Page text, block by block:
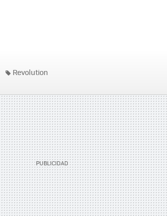
Revolution